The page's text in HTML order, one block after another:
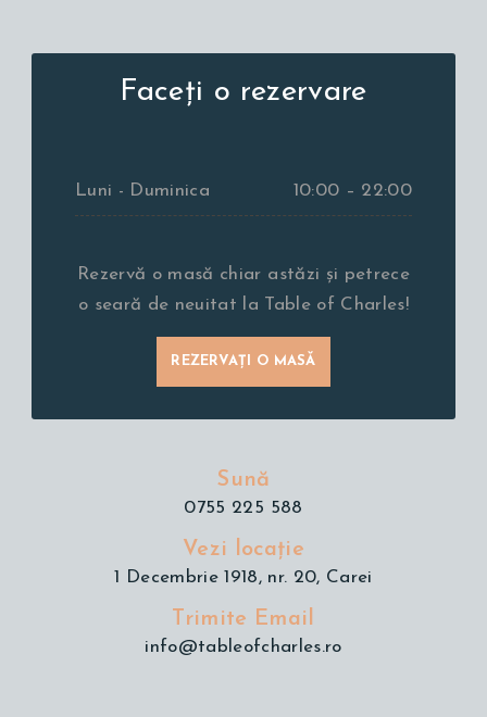
Faceți o rezervare
Luni - Duminica 10:00 – 22:00
Rezervă o masă chiar astăzi și petrece
o seară de neuitat la Table of Charles!
REZERVAȚI O MASĂ
Sună
0755 225 588
Vezi locație
1 Decembrie 1918, nr. 20, Carei
Trimite Email
info@tableofcharles.ro